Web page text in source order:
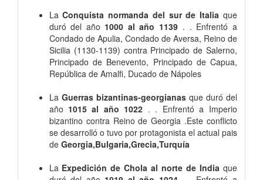
La Conquista normanda del sur de Italia que
duró del año 1000 al año 1139 . . Enfrentó a
Condado de Apulia, Condado de Aversa, Reino de
Sicilia (1130-1139) contra Principado de Salerno,
Principado de Benevento, Principado de Capua,
República de Amalfi, Ducado de Nápoles
La Guerras bizantinas-georgianas que duró del
año 1015 al año 1022 . . Enfrentó a Imperio
bizantino contra Reino de Georgia .Este conflicto
se desarrolló o tuvo por protagonista el actual pais
de Georgia,Bulgaria,Grecia,Turquía
La Expedición de Chola al norte de India que